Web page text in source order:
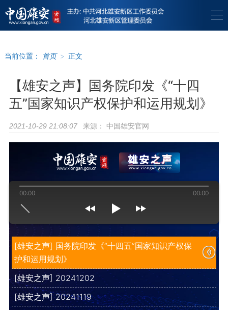
当前位置： 首页 > 正文
【雄安之声】国务院印发《“十四
五”国家知识产权保护和运用规划》
2021-10-29 21:08:07 来源： 中国雄安官网
[雄安之声] 国务院印发《“十四五”国家知识产权保
护和运用规划》
[雄安之声] 20241202
[雄安之声] 20241119
00:00 00:00